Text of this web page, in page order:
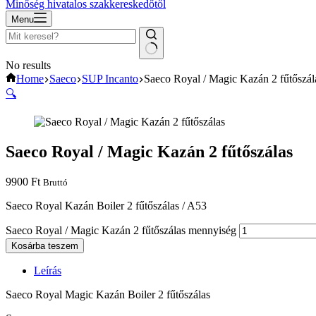
Minőség hivatalos szakkereskedőtől
Menu
No results
Home Saeco SUP Incanto Saeco Royal / Magic Kazán 2
🔍
Saeco Royal / Magic Kazán 2 fűtőszálas
9900 Ft Bruttó
Saeco Royal Kazán Boiler 2 fűtőszálas / A53
Saeco Royal / Magic Kazán 2 fűtőszálas mennyiség
Kosárba teszem
Leírás
Saeco Royal Magic Kazán Boiler 2 fűtőszálas